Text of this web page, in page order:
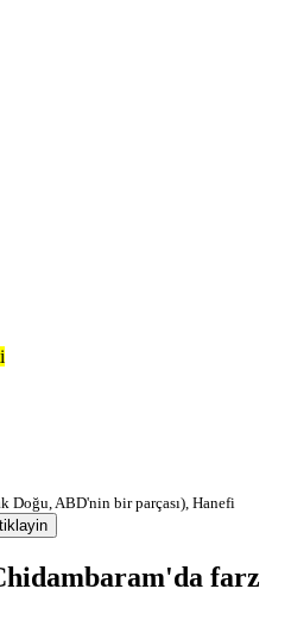
Doğu, ABD'nin bir parçası), Hanefi
farz